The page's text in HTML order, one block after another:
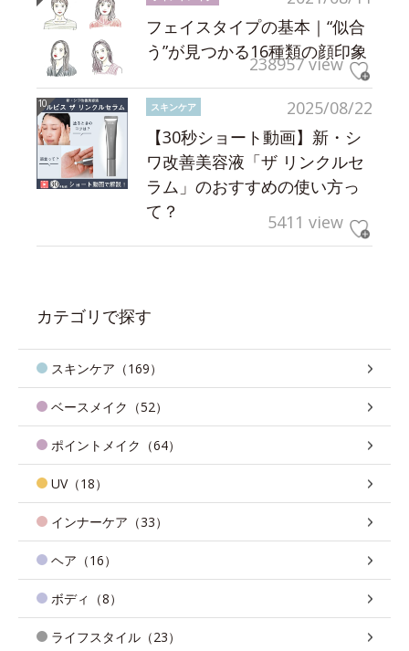
フェイスタイプの基本｜“似合
う”が見つかる16種類の顔印象
238957 view
2025/08/22
スキンケア
【30秒ショート動画】新・シ
ワ改善美容液「ザ リンクルセ
ラム」のおすすめの使い方っ
て？
5411 view
カテゴリで探す
スキンケア（169）
ベースメイク（52）
ポイントメイク（64）
UV（18）
インナーケア（33）
ヘア（16）
ボディ（8）
ライフスタイル（23）